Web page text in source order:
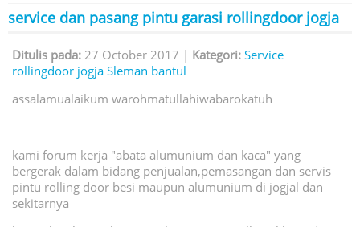
service dan pasang pintu garasi rollingdoor jogja
Ditulis pada: 27 October 2017 | Kategori: Service
rollingdoor jogja Sleman bantul
assalamualaikum warohmatullahiwabarokatuh
kami forum kerja "abata alumunium dan kaca" yang
bergerak dalam bidang penjualan,pemasangan dan servis
pintu rolling door besi maupun alumunium di jogjal dan
sekitarnya